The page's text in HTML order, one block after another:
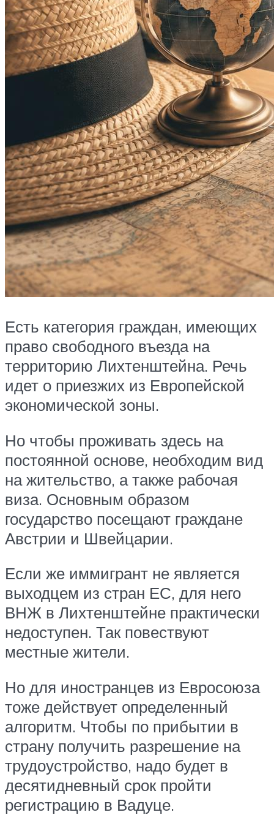
Есть категория граждан, имеющих
право свободного въезда на
территорию Лихтенштейна. Речь
идет о приезжих из Европейской
экономической зоны.
Но чтобы проживать здесь на
постоянной основе, необходим вид
на жительство, а также рабочая
виза. Основным образом
государство посещают граждане
Австрии и Швейцарии.
Если же иммигрант не является
выходцем из стран ЕС, для него
ВНЖ в Лихтенштейне практически
недоступен. Так повествуют
местные жители.
Но для иностранцев из Евросоюза
тоже действует определенный
алгоритм. Чтобы по прибытии в
страну получить разрешение на
трудоустройство, надо будет в
десятидневный срок пройти
регистрацию в Вадуце.